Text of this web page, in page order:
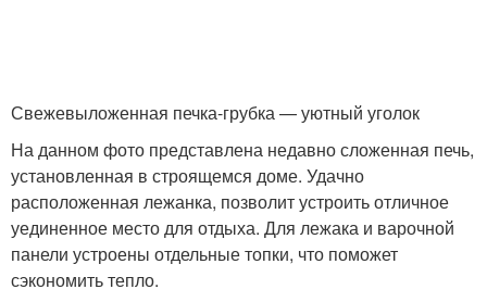
Свежевыложенная печка-грубка — уютный уголок
На данном фото представлена недавно сложенная печь,
установленная в строящемся доме. Удачно
расположенная лежанка, позволит устроить отличное
уединенное место для отдыха. Для лежака и варочной
панели устроены отдельные топки, что поможет
сэкономить тепло.